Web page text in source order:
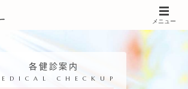
メニュー
各健診案内
CHECKUP